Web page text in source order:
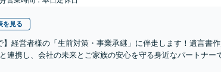
を見る
】経営者様の「生前対策・事業承継」に伴走します！遺言書
連携し、会社の未来とご家族の安心を守る身近なパートナー